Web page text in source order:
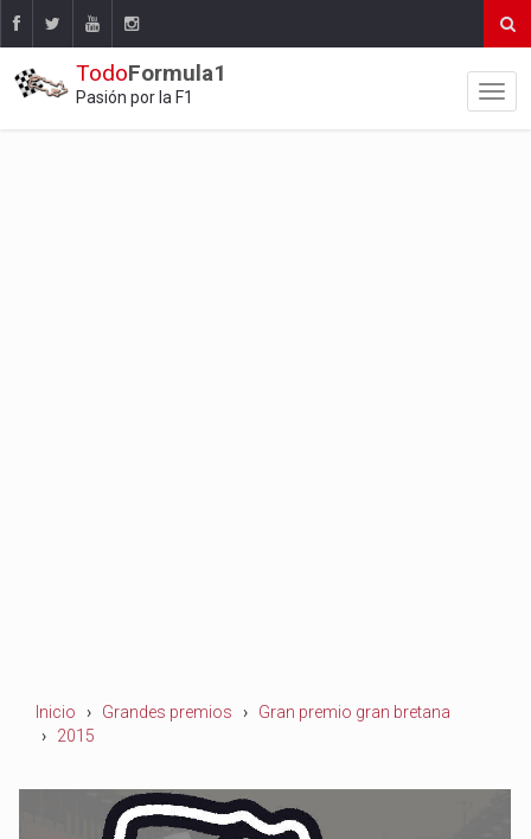
TodoFormula1
Pasión por la F1
Inicio Grandes premios
Gran premio gran bretana
2015